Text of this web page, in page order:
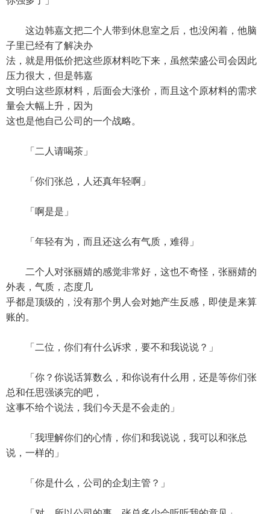
这边韩嘉文把二个人带到休息室之后，也没闲着，他脑
子里已经有了解决办
法，就是用低价把这些原材料吃下来，虽然荣盛公司会因此
压力很大，但是韩嘉
文明白这些原材料，后面会大涨价，而且这个原材料的需求
量会大幅上升，因为
这也是他自己公司的一个战略。
「二人请喝茶」
「你们张总，人还真年轻啊」
「啊是是」
「年轻有为，而且还这么有气质，难得」
二个人对张丽婧的感觉非常好，这也不奇怪，张丽婧的
外表，气质，态度几
乎都是顶级的，没有那个男人会对她产生反感，即使是来算
账的。
「二位，你们有什么诉求，要不和我说说？」
「你？你说话算数么，和你说有什么用，还是等你们张
总和任思强谈完的吧，
这事不给个说法，我们今天是不会走的」
「我理解你们的心情，你们和我说说，我可以和张总
说，一样的」
「你是什么，公司的企划主管？」